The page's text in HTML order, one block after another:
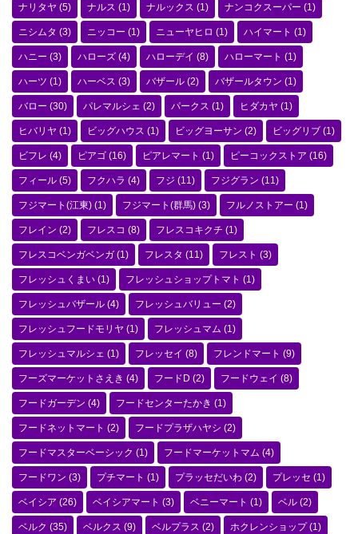
ナリタヤ (5) ナルス (1) ナルックス (1) ナンコクスーパー (1)
ニシムタ (3) ニッコー (1) ニューヤヒロ (1) ハイマート (1)
ハニー (3) ハローズ (4) ハローデイ (8) ハローマート (1)
ハーツ (1) ハーベス (3) バザール (2) バザールタウン (1)
バロー (30) パレマルシェ (2) パークス (1) ヒダカヤ (1)
ヒバリヤ (1) ビッグハウス (1) ビッグヨーサン (2) ビッグリブ (1)
ビフレ (4) ピアゴ (16) ピアレマート (1) ピーコックストア (16)
フィール (5) フクハラ (4) フジ (11) フジグラン (11)
フジマート(江東) (1) フジマート(群馬) (3) フルノストアー (1)
フレイン (2) フレスコ (8) フレスコキクチ (1)
フレスコベンガベンガ (1) フレスタ (11) フレスト (3)
フレッシュくまい (1) フレッシュショップトマト (1)
フレッシュバザール (4) フレッシュバリュー (2)
フレッシュフードモリヤ (1) フレッシュマム (1)
フレッシュマルシェ (1) フレッセイ (8) フレンドマート (9)
フーズマーケットさえき (4) フードD (2) フードウェイ (8)
フードガーデン (4) フードセンターたかき (1)
フードネットマート (2) フードプラザハヤシ (2)
フードマスターベーシック (1) フードマーケットマム (4)
フードワン (3) プチマート (1) プラッセだいわ (2) プレッセ (1)
ベイシア (26) ベイシアマート (3) ベニーマート (1) ベル (2)
ベルク (35) ベルクス (9) ベルプラス (2) ホクレンショップ(1)